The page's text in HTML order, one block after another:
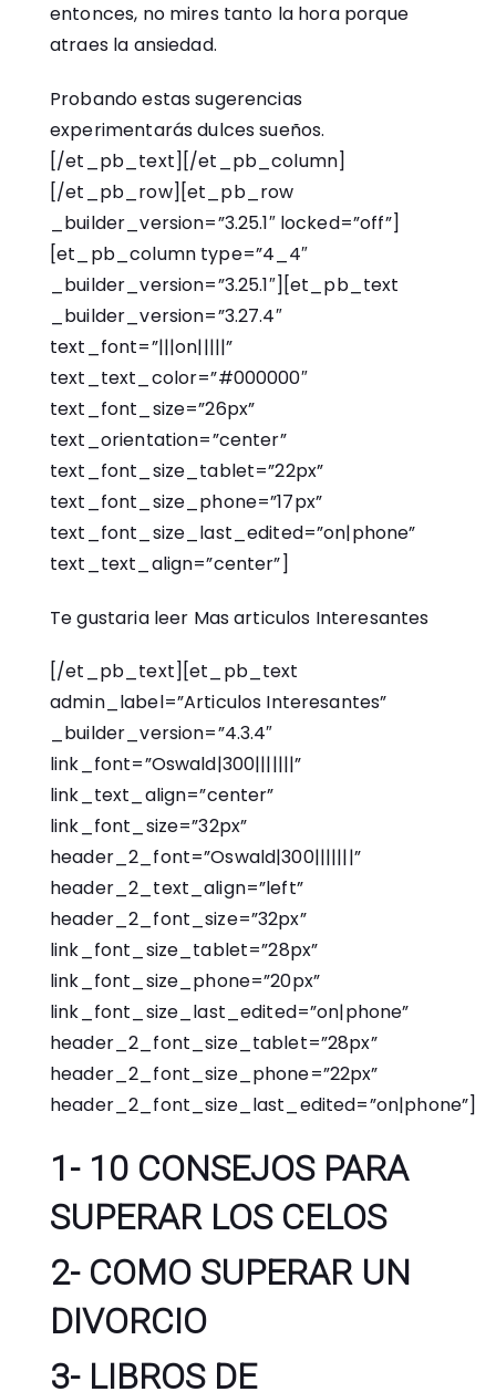
entonces, no mires tanto la hora porque
atraes la ansiedad.
Probando estas sugerencias
experimentarás dulces sueños.
[/et_pb_text][/et_pb_column]
[/et_pb_row][et_pb_row
_builder_version=”3.25.1″ locked=”off”]
[et_pb_column type=”4_4″
_builder_version=”3.25.1″][et_pb_text
_builder_version=”3.27.4″
text_font=”|||on|||||”
text_text_color=”#000000″
text_font_size=”26px”
text_orientation=”center”
text_font_size_tablet=”22px”
text_font_size_phone=”17px”
text_font_size_last_edited=”on|phone”
text_text_align=”center”]
Te gustaria leer Mas articulos Interesantes
[/et_pb_text][et_pb_text
admin_label=”Articulos Interesantes”
_builder_version=”4.3.4″
link_font=”Oswald|300|||||||”
link_text_align=”center”
link_font_size=”32px”
header_2_font=”Oswald|300|||||||”
header_2_text_align=”left”
header_2_font_size=”32px”
link_font_size_tablet=”28px”
link_font_size_phone=”20px”
link_font_size_last_edited=”on|phone”
header_2_font_size_tablet=”28px”
header_2_font_size_phone=”22px”
header_2_font_size_last_edited=”on|phone”]
1- 10 CONSEJOS PARA
SUPERAR LOS CELOS
2- COMO SUPERAR UN
DIVORCIO
3- LIBROS DE